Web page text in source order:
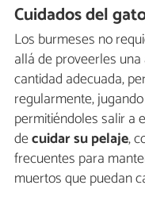
Cuidados del
Los burmeses no
allá de proveerles una
cantidad adecuada,
regularmente,
permitiéndoles salir a
decuidar su pelaje,
frecuentes para
muertos que puedan